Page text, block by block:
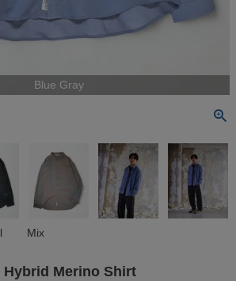
Blue Gray
Mix
Hybrid Merino Shirt